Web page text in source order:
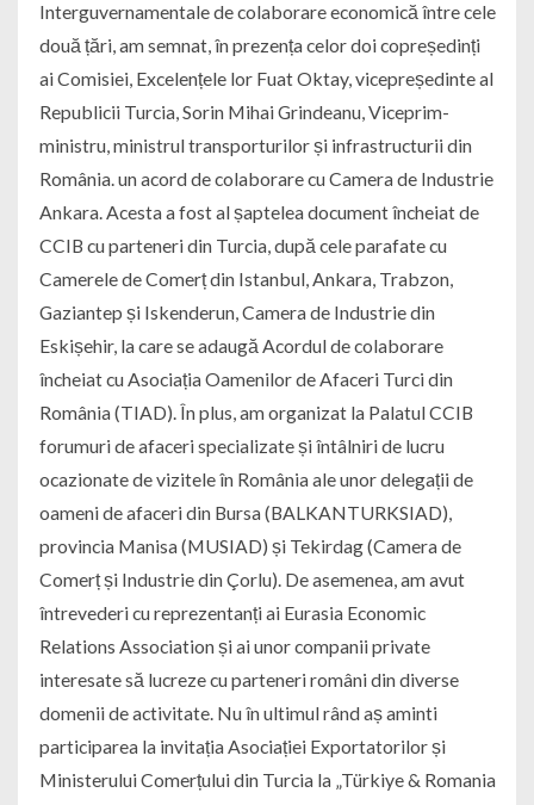
Interguvernamentale de colaborare economică între cele
două țări, am semnat, în prezența celor doi copreședinți
ai Comisiei, Excelențele lor Fuat Oktay, vicepreședinte al
Republicii Turcia, Sorin Mihai Grindeanu, Viceprim-
ministru, ministrul transporturilor și infrastructurii din
România. un acord de colaborare cu Camera de Industrie
Ankara. Acesta a fost al șaptelea document încheiat de
CCIB cu parteneri din Turcia, după cele parafate cu
Camerele de Comerț din Istanbul, Ankara, Trabzon,
Gaziantep și Iskenderun, Camera de Industrie din
Eskișehir, la care se adaugă Acordul de colaborare
încheiat cu Asociația Oamenilor de Afaceri Turci din
România (TIAD). În plus, am organizat la Palatul CCIB
forumuri de afaceri specializate și întâlniri de lucru
ocazionate de vizitele în România ale unor delegații de
oameni de afaceri din Bursa (BALKANTURKSIAD),
provincia Manisa (MUSIAD) și Tekirdag (Camera de
Comerț și Industrie din Çorlu). De asemenea, am avut
întrevederi cu reprezentanți ai Eurasia Economic
Relations Association și ai unor companii private
interesate să lucreze cu parteneri români din diverse
domenii de activitate. Nu în ultimul rând aș aminti
participarea la invitația Asociației Exportatorilor și
Ministerului Comerțului din Turcia la „Türkiye & Romania